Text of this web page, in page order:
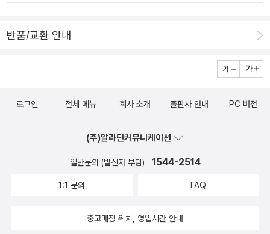
칼 세이건은 평생 화성 생명의 증거를 단 하나도 보지 못하고 세상을
떠났다. 이 책 출간을 전후해서 진행되던 금성과 화성의 탐사 계획들
을 소개하면서 칼 세이건은 외계 생명체에 대한 자신의 가설이 실험
정하면서도, 아직 완전히 사라지지 않은 가능성을 찾아 새로운 가설
존재한다는 어린 시절 믿음을 버리지 않았지만, 그 믿음으로 과학을
오염시키지 않은 한 과학자의 모습을 확인할 수 있다. 최고의 과학책
우주적 관점이 어떤 것인지 소개한다. “수십억 개의 은하가 있는 우주
과학 지식과 소소한 경험을 종횡으로 엮어 우주라는 거대한 주제를
명쾌하면서도 알기 쉽게 독자들에게 전달해주고 있다. 책은 1970년
대 당시로써는 획기적인 성과였던 파이어오니 호와 매리너(Mariner)
도 우주를 떠돌던 먼지가 의식 있는 생명이 되는 과정, 외계 생명체의
고 알아야 할 것들을 흥미진진하게 펼쳐 보인다. 책을 관통하는 것은
‘우주의 위치에서 바라본 인간은 무엇인가’라는 질문이다. 7년 뒤에
부이다. 그러므로 우주와 인간은 근본적으로 연결돼 있다. 인간은 가
독 우주에 대해 알려고 한다. 우주를 알아가는 것은 인류 필연의 과정
에 빠져 죽지 않기‘ http://www.newsis.com/view?id=NISX20
w.yonhapnews.co.kr/bulletin/2018/08/30/0200000000AK
R20180830125300005.HTML장의사가 죽음의 발끝에서 발견
한 찬란한 희망 http://www.yonhapnews.co.kr/bulletin/2018/
한을 한반도 4차 산업혁명의 지렛대로˝ http://www.yonhapnew
p://www.readersnews.com/news/articleView.html?idxno=
반품/교환 안내
로그인 전체 메뉴 회사 소개 출판사 안내 PC 버전
(주)알라딘커뮤니케이션
일반문의 (발신자 부담) 1544-2514
1:1 문의 FAQ
중고매장 위치, 영업시간 안내